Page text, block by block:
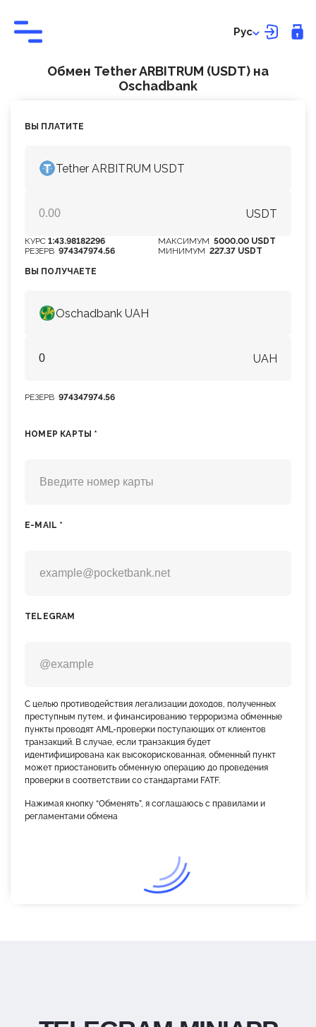
Рус
Обмен Tether ARBITRUM (USDT) на
Оschadbank
ВЫ ПЛАТИТЕ
Tether ARBITRUM USDT
USDT
РЕЗЕРВ 974347974.56
КУРС 1:43.98182296
МИНИМУМ 227.37 USDT
МАКСИМУМ 5000.00 USDT
ВЫ ПОЛУЧАЕТЕ
Оschadbank UAH
UAH
РЕЗЕРВ 974347974.56
НОМЕР КАРТЫ *
E-MAIL *
TELEGRAM
С целью противодействия легализации доходов, полученных
преступным путем, и финансированию терроризма обменные
пункты проводят AML-проверки поступающих от клиентов
транзакций. В случае, если транзакция будет
идентифицирована как высокорискованная, обменный пункт
может приостановить обменную операцию до проведения
проверки в соответствии со стандартами FATF.
Нажимая кнопку “Обменять”, я соглашаюсь с правилами и
регламентами обмена